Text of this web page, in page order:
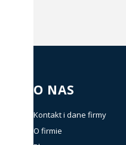
Linki w stopce
O NAS
Kontakt i dane firmy
O firmie